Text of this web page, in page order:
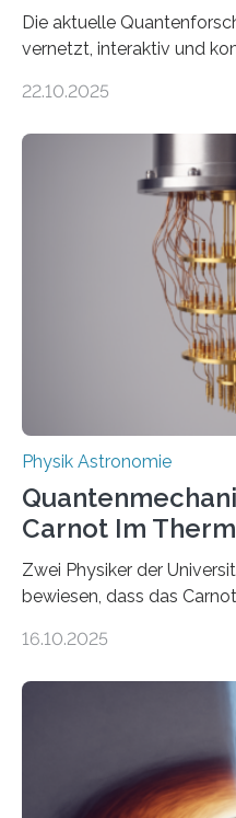
Die aktuelle
vernetzt, interaktiv und
oft von Autor*innen, die
werden schnell
der Forschung der
Jahre alt geworden ist,
Internationalen Jahr der
technologie ausgerufen
internationale
22.10.2025
Physik Astronomie
Carnot Im
Zwei Physiker der
bewiesen, dass das
Größenordnung von
Quantenmotoren
Wissenschaftsjournal
die Herleitung. (DOI:
16.10.2025